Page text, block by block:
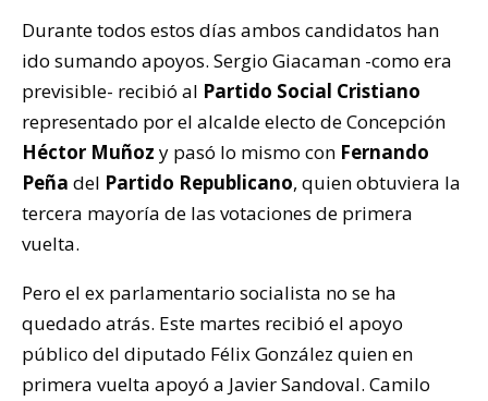
Durante todos estos días ambos candidatos han
ido sumando apoyos. Sergio Giacaman -como era
previsible- recibió al Partido Social Cristiano
representado por el alcalde electo de Concepción
Héctor Muñoz y pasó lo mismo con Fernando
Peña del Partido Republicano, quien obtuviera la
tercera mayoría de las votaciones de primera
vuelta.
Pero el ex parlamentario socialista no se ha
quedado atrás. Este martes recibió el apoyo
público del diputado Félix González quien en
primera vuelta apoyó a Javier Sandoval. Camilo